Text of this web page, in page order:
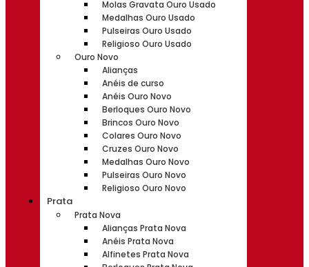
Molas Gravata Ouro Usado
Medalhas Ouro Usado
Pulseiras Ouro Usado
Religioso Ouro Usado
Ouro Novo
Alianças
Anéis de curso
Anéis Ouro Novo
Berloques Ouro Novo
Brincos Ouro Novo
Colares Ouro Novo
Cruzes Ouro Novo
Medalhas Ouro Novo
Pulseiras Ouro Novo
Religioso Ouro Novo
Prata
Prata Nova
Alianças Prata Nova
Anéis Prata Nova
Alfinetes Prata Nova